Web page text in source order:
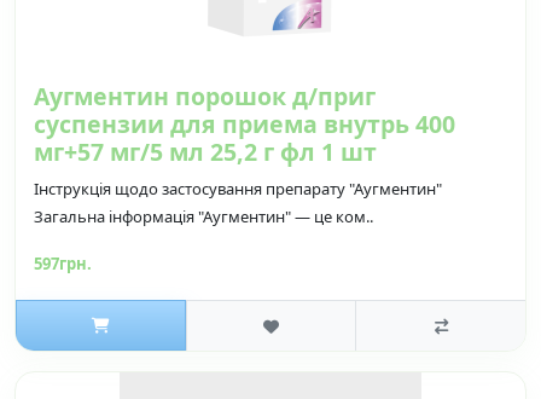
Аугментин порошок д/приг
суспензии для приема внутрь 400
мг+57 мг/5 мл 25,2 г фл 1 шт
Інструкція щодо застосування препарату "Аугментин"
Загальна інформація "Аугментин" — це ком..
597грн.